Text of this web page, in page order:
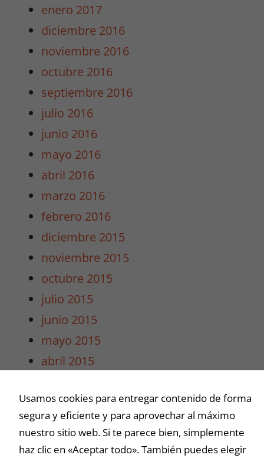
enero 2017
diciembre 2016
noviembre 2016
octubre 2016
septiembre 2016
julio 2016
junio 2016
mayo 2016
abril 2016
marzo 2016
febrero 2016
diciembre 2015
noviembre 2015
octubre 2015
julio 2015
junio 2015
mayo 2015
abril 2015
Buscar
Usamos cookies para entregar contenido de forma
segura y eficiente y para aprovechar al máximo
nuestro sitio web. Si te parece bien, simplemente
haz clic en «Aceptar todo». También puedes elegir